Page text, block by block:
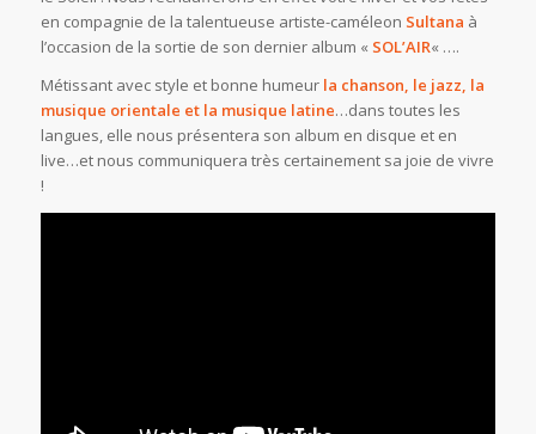
en compagnie de la talentueuse artiste-caméleon Sultana à
l’occasion de la sortie de son dernier album « SOL’AIR« ….
Métissant avec style et bonne humeurla chanson, le jazz, la
musique orientale et la musique latine…dans toutes les
langues, elle nous présentera son album en disque et en
live…et nous communiquera très certainement sa joie de vivre
!